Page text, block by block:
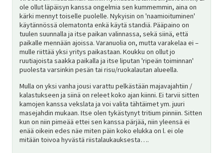
ole ollut läpäisyn kanssa ongelmia sen kummemmin, aina on
kärki mennyt toiselle puolelle. Nykyisin on 'naamioituminen'
käytännössä olematonta enkä käytä standiä. Pääpaino on
tuulen suunnalla ja itse paikan valinnassa, sekä siinä, että
paikalle mennään ajoissa. Varanuolia on, mutta varakelaa ei –
mulle riittää yksi yritys paikastaan. Koukku on ollut jo
ruutiajoista saakka paikalla ja itse liputan 'ripeän toiminnan'
puolesta varsinkin pesän tai risu/ruokalautan alueella.
Mulla on yksi vanha jousi varattu pelkästään majavajahtiin /
kalastukseen ja siinä on releet koko ajan kiinni. Ei tarvii sitten
kamojen kanssa vekslata ja voi valita tähtäimet ym. juuri
masejahdin mukaan. Itse olen tykästynyt tritium pinniin. Sitten
kun on niin pimeää ettei sen kanssa pärjää, niin yleensä ei
enää oikein edes näe miten päin koko elukka on l. ei ole
mitään toivoa hyvästä riistalaukauksesta….